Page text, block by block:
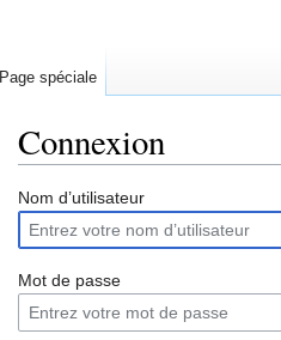
Connexion
Nom d’utilisateur
Mot de passe
Page spéciale